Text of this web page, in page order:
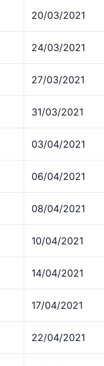
20/03/2021
24/03/2021
27/03/2021
31/03/2021
03/04/2021
06/04/2021
08/04/2021
10/04/2021
14/04/2021
17/04/2021
22/04/2021